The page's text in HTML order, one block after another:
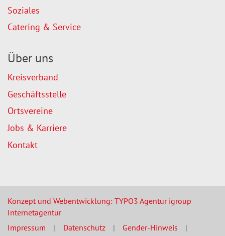
Soziales
Catering & Service
Über uns
Kreisverband
Geschäftsstelle
Ortsvereine
Jobs & Karriere
Kontakt
Konzept und Webentwicklung: TYPO3 Agentur igroup
Internetagentur
Impressum
Datenschutz
Gender-Hinweis